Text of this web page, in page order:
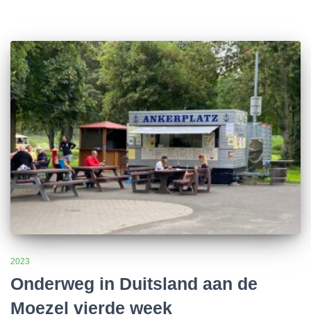
2023
Onderweg in Duitsland aan de
Moezel vierde week